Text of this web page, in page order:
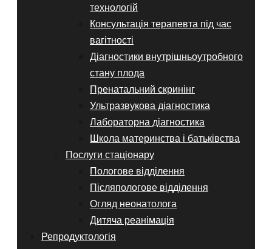
технологій
Консультація терапевта під час
вагітності
Діагностики внутрішньоутробного
стану плода
Пренатальний скринінг
Ультразвукова діагностика
Лабораторна діагностика
Школа материнства і батьківства
Послуги стаціонару
Пологове відділення
Післяпологове відділення
Огляд неонатолога
Дитяча реанімація
Репродуктологія